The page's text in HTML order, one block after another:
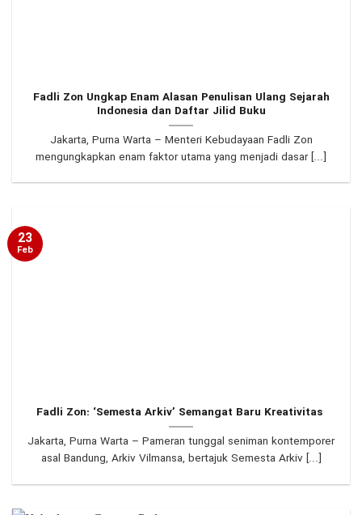
Fadli Zon Ungkap Enam Alasan Penulisan Ulang Sejarah
Indonesia dan Daftar Jilid Buku
Jakarta, Purna Warta – Menteri Kebudayaan Fadli Zon
mengungkapkan enam faktor utama yang menjadi dasar [...]
Fadli Zon: ‘Semesta Arkiv’ Semangat Baru Kreativitas
Jakarta, Purna Warta – Pameran tunggal seniman kontemporer
asal Bandung, Arkiv Vilmansa, bertajuk Semesta Arkiv [...]
23
Feb